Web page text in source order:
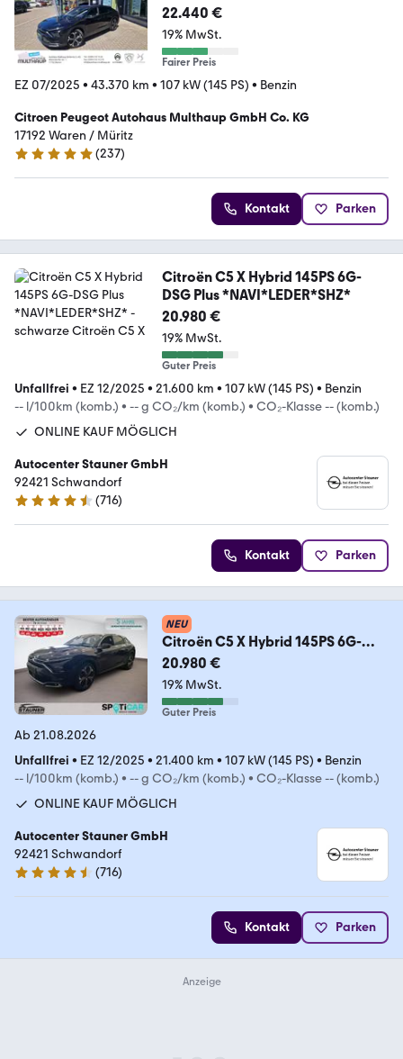
22.440 €
19% MwSt.
Fairer Preis
EZ 07/2025 • 43.370 km • 107 kW (145 PS) • Benzin
Citroen Peugeot Autohaus Multhaup GmbH Co. KG
17192 Waren / Müritz
4.9 Sterne
(237)
Kontakt Parken
Citroën C5 X Hybrid 145PS 6G-
DSG Plus *NAVI*LEDER*SHZ*
20.980 €
19% MwSt.
Guter Preis
Unfallfrei • EZ 12/2025 • 21.600 km • 107 kW (145 PS) • Benzin
-- l/100km (komb.) • -- g CO₂/km (komb.) • CO₂-Klasse -- (komb.)
ONLINE KAUF MÖGLICH
Autocenter Stauner GmbH
92421 Schwandorf
4.6 Sterne
(716)
Kontakt Parken
NEU
Citroën C5 X Hybrid 145PS 6G-
DSG Plus *LEDER*SHZ*HUD*
20.980 €
19% MwSt.
Guter Preis
Ab 21.08.2026
Unfallfrei • EZ 12/2025 • 21.400 km • 107 kW (145 PS) • Benzin
-- l/100km (komb.) • -- g CO₂/km (komb.) • CO₂-Klasse -- (komb.)
ONLINE KAUF MÖGLICH
Autocenter Stauner GmbH
92421 Schwandorf
4.6 Sterne
(716)
Kontakt Parken